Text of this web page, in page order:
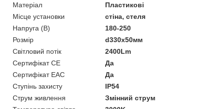
Матеріал
Пластикові
Місце установки
стіна, стеля
Напруга (В)
180-250
Розмір
d330х50мм
Світловий потік
2400Lm
Сертифікат CE
Да
Сертифікат EAC
Да
Ступінь захисту
IP54
Струм живлення
Змінний струм